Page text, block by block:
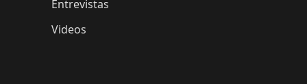
Entrevistas
Videos